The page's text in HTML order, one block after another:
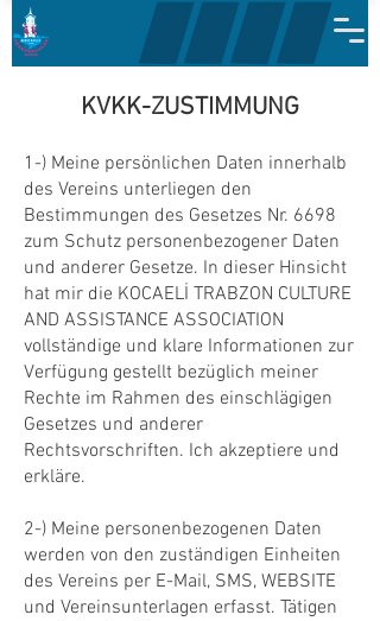
KVKK-ZUSTIMMUNG
1-) Meine persönlichen Daten innerhalb
des Vereins unterliegen den
Bestimmungen des Gesetzes Nr. 6698
zum Schutz personenbezogener Daten
und anderer Gesetze. In dieser Hinsicht
hat mir die KOCAELİ TRABZON CULTURE
AND ASSISTANCE ASSOCIATION
vollständige und klare Informationen zur
Verfügung gestellt bezüglich meiner
Rechte im Rahmen des einschlägigen
Gesetzes und anderer
Rechtsvorschriften. Ich akzeptiere und
erkläre.
2-) Meine personenbezogenen Daten
werden von den zuständigen Einheiten
des Vereins per E-Mail, SMS, WEBSITE
und Vereinsunterlagen erfasst. Tätigen